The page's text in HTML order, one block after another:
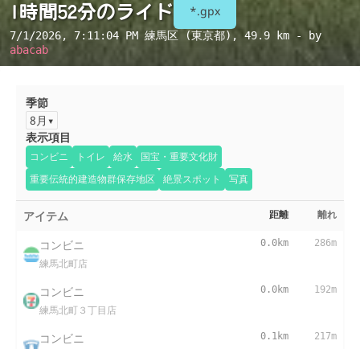
1時間52分のライド *.gpx
7/1/2026, 7:11:04 PM 練馬区 (東京都) , 49.9 km - by
abacab
季節
8月
表示項目
コンビニ トイレ 給水
国宝・重要文化財
重要伝統的建造物群保存地区
絶景スポット 写真
アイテム 距離 離れ
コンビニ
練馬北町店
0.0km 286m
コンビニ
練馬北町３丁目店
0.0km 192m
コンビニ 0.1km 217m